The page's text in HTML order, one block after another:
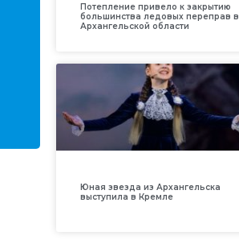
Потепление привело к закрытию
большинства ледовых переправ в
Архангельской области
Юная звезда из Архангельска
выступила в Кремле